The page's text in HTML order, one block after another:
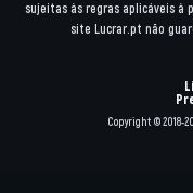
sujeitas às regras aplicáveis à
site Lucrar.pt não
Copyright © 2018-